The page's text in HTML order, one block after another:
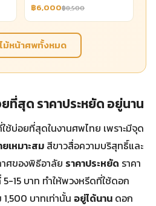
฿6,000฿8,500
ม้หน้าศพทั้งหมด
ที่สุด ราคาประหยัด อยู่นาน
บ่อยที่สุดในงานศพไทย เพราะมีจุด
เหมาะสม สีขาวสื่อความบริสุทธิ์และ
าศของพิธีอาลัย ราคาประหยัด ราคา
15 บาท ทำให้พวงหรีดที่ใช้ดอก
บาทเท่านั้น อยู่ได้นาน ดอก